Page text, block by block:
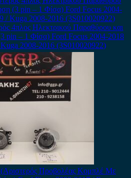
4πλος Ηλεκτρικού Παραθύρου και
pin – 1 Φίσα) Ford Focus 2004-2018
2008-2016 (3S010020922)
(Αριστερός Προβολέας Κομπλέ Με